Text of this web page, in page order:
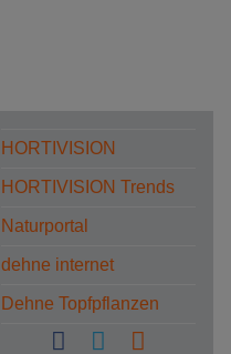
HORTIVISION
HORTIVISION Trends
Naturportal
dehne internet
Dehne Topfpflanzen